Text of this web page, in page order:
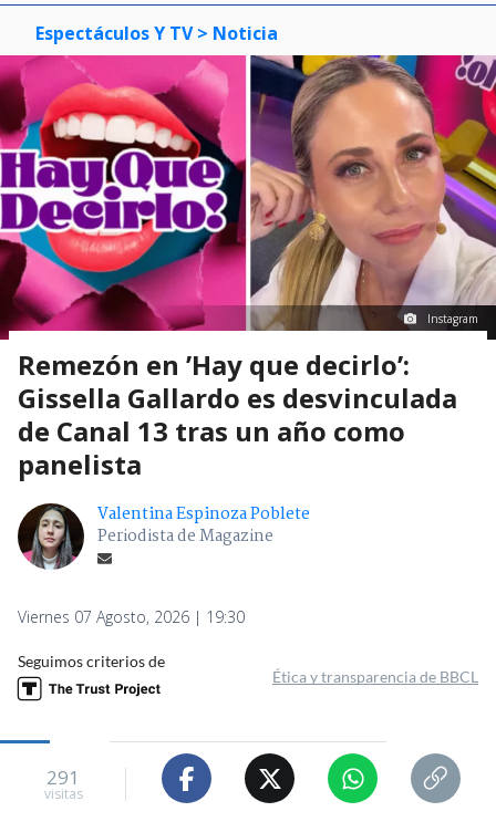
Espectáculos Y TV > Noticia
Instagram
Remezón en ’Hay que decirlo’:
Gissella Gallardo es desvinculada
de Canal 13 tras un año como
panelista
Valentina Espinoza Poblete
Periodista de Magazine
Viernes 07 Agosto, 2026 | 19:30
Seguimos criterios de
Ética y transparencia de BBCL
291
visitas